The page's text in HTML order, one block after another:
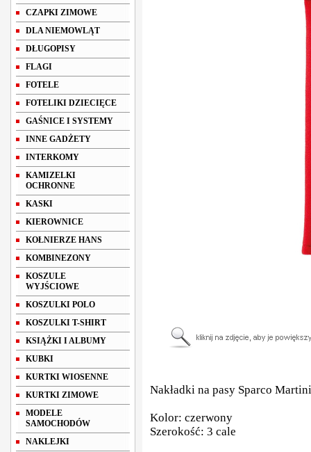
CZAPKI ZIMOWE
DLA NIEMOWLĄT
DŁUGOPISY
FLAGI
FOTELE
FOTELIKI DZIECIĘCE
GAŚNICE I SYSTEMY
INNE GADŻETY
INTERKOMY
KAMIZELKI
OCHRONNE
KASKI
KIEROWNICE
KOŁNIERZE HANS
KOMBINEZONY
KOSZULE
WYJŚCIOWE
KOSZULKI POLO
KOSZULKI T-SHIRT
KSIĄŻKI I ALBUMY
KUBKI
KURTKI WIOSENNE
KURTKI ZIMOWE
MODELE
SAMOCHODÓW
NAKLEJKI
Nakładki na pasy Sparco
Kolor: czerwony
Szerokość: 3 cale